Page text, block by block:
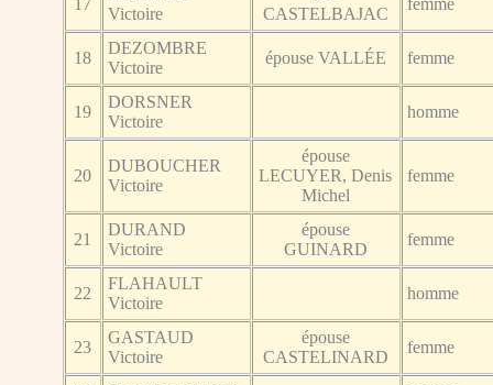
Victoire
CASTELBAJAC
18
DEZOMBRE
Victoire
épouse VALLÉE femme
19
DORSNER
Victoire
homme
20
DUBOUCHER
Victoire
épouse
LECUYER, Denis
Michel
femme
21
DURAND
Victoire
épouse
GUINARD
femme
22
FLAHAULT
Victoire
homme
23
GASTAUD
Victoire
épouse
CASTELINARD
femme